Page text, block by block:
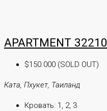
APARTMENT 32210
$150.000 (SOLD OUT)
Ката, Пхукет, Таиланд
Кровать: 1, 2, 3